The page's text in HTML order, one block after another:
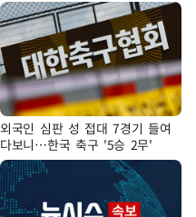
외국인 심판 성 접대 7경기 들여
다보니…한국 축구 '5승 2무'